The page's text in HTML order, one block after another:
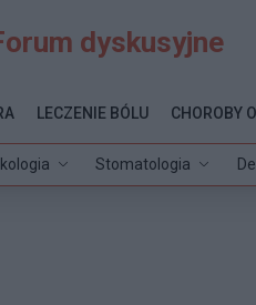
dyskusyjne
Stomatologia
LECZENIE BÓLU CHOROBY